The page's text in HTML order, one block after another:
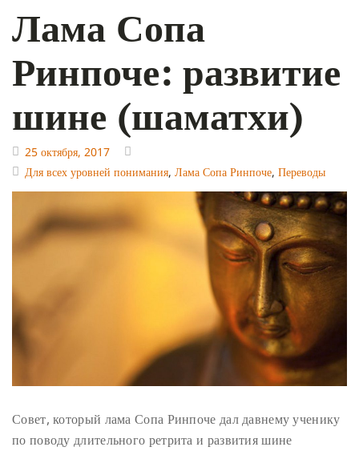
Лама Сопа
Ринпоче: развитие
шине (шаматхи)
25 октября, 2017
Для всех уровней понимания, Лама Сопа Ринпоче, Переводы
Совет, который лама Сопа Ринпоче дал давнему ученику
по поводу длительного ретрита и развития шине